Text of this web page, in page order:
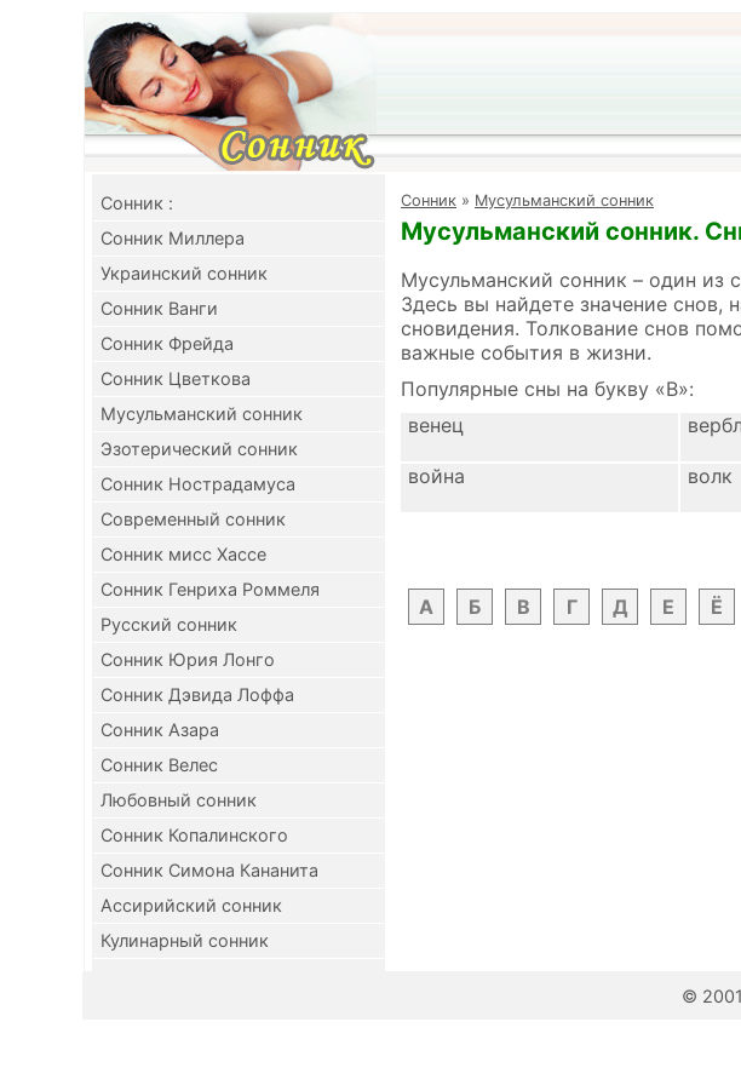
Cонник :
Сонник Миллера
Украинский сонник
Сонник Ванги
Сонник Фрейда
Сонник Цветкова
Мусульманский сонник
Эзотерический сонник
Сонник Нострадамуса
Современный сонник
Сонник мисс Хассе
Сонник Генриха Роммеля
Русский сонник
Сонник Юрия Лонго
Сонник Дэвида Лоффа
Сонник Азара
Сонник Велес
Любовный сонник
Сонник Копалинского
Сонник Симона Кананита
Ассирийский сонник
Кулинарный сонник
Cонник » Мусульманский сонник
Мусульманский сонник.
Мусульманский сонник – один из
Здесь вы найдете значение снов,
сновидения. Толкование снов
важные события в жизни.
Популярные сны на букву «В»:
венец
война волк
А
Б В Г Д Е Ё
©